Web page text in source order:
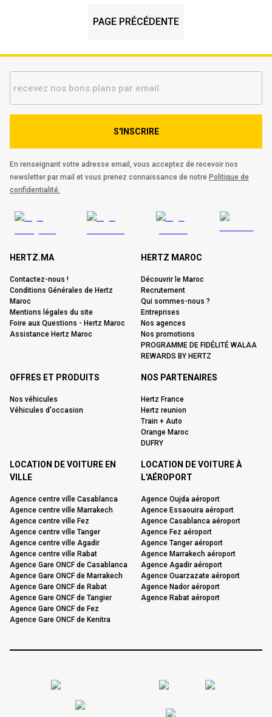
PAGE PRÉCÉDENTE
S'INSCRIRE
En renseignant votre adresse email, vous acceptez de recevoir nos
newsletter par mail et vous prenez connaissance de notre Politique de
confidentialité.
HERTZ.MA
Contactez-nous !
Conditions Générales de Hertz
Maroc
Mentions légales du site
Foire aux Questions - Hertz Maroc
Assistance Hertz Maroc
HERTZ MAROC
Découvrir le Maroc
Recrutement
Qui sommes-nous ?
Entreprises
Nos agences
Nos promotions
PROGRAMME DE FIDÉLITÉ WALAA
REWARDS BY HERTZ
OFFRES ET PRODUITS
Nos véhicules
Véhicules d'occasion
NOS PARTENAIRES
Hertz France
Hertz reunion
Train + Auto
Orange Maroc
DUFRY
LOCATION DE VOITURE EN
VILLE
Agence centre ville Casablanca
Agence centre ville Marrakech
Agence centre ville Fez
Agence centre ville Tanger
Agence centre ville Agadir
Agence centre ville Rabat
Agence Gare ONCF de Casablanca
Agence Gare ONCF de Marrakech
Agence Gare ONCF de Rabat
Agence Gare ONCF de Tangier
Agence Gare ONCF de Fez
Agence Gare ONCF de Kenitra
LOCATION DE VOITURE À
L'AÉROPORT
Agence Oujda aéroport
Agence Essaouira aéroport
Agence Casablanca aéroport
Agence Fez aéroport
Agence Tanger aéroport
Agence Marrakech aéroport
Agence Agadir aéroport
Agence Ouarzazate aéroport
Agence Nador aéroport
Agence Rabat aéroport